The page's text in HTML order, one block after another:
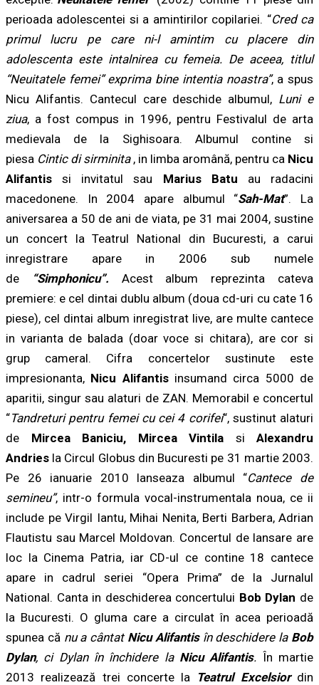
perioada adolescentei si a amintirilor copilariei. “Cred ca
primul lucru pe care ni-l amintim cu placere din
adolescenta este intalnirea cu femeia. De aceea, titlul
“Neuitatele femei”exprima bine intentia noastra”, a spus
Nicu Alifantis. Cantecul care deschide albumul, Luni e
ziua, a fost compus in 1996, pentru Festivalul de arta
medievala de la Sighisoara. Albumul contine si
piesa Cintic di sirminita, in limba aromână, pentru ca Nicu
Alifantis si invitatul sau Marius Batu au radacini
macedonene. In 2004 apare albumul “Sah-Mat”. La
aniversarea a 50 de ani de viata, pe 31 mai 2004, sustine
un concert la Teatrul National din Bucuresti, a carui
inregistrare apare in 2006 sub numele
de
“Simphonicu”. Acest album reprezinta cateva
premiere: e cel dintai dublu album (doua cd-uri cu cate 16
piese), cel dintai album inregistrat live, are multe cantece
in varianta de balada (doar voce si chitara), are cor si
grup cameral. Cifra concertelor sustinute este
impresionanta, Nicu Alifantisinsumand circa 5000 de
aparitii, singur sau alaturi de ZAN. Memorabil e concertul
“Tandreturi pentru femei cu cei 4 corifei“, sustinut alaturi
de Mircea Baniciu, Mircea Vintila si Alexandru
Andries la Circul Globus din Bucuresti pe 31 martie 2003.
Pe 26 ianuarie 2010 lanseaza albumul “Cantece de
semineu”, intr-o formula vocal-instrumentala noua, ce ii
include pe Virgil Iantu, Mihai Nenita, Berti Barbera, Adrian
Flautistu sau Marcel Moldovan. Concertul de lansare are
loc la Cinema Patria, iar CD-ul ce contine 18 cantece
apare in cadrul seriei “Opera Prima” de la Jurnalul
National. Canta in deschiderea concertului Bob Dylan de
la Bucuresti. O gluma care a circulat în acea perioadă
spunea că nu a cântat Nicu Alifantisîn deschidere la Bob
Dylan, ci Dylan în închidere la Nicu Alifantis. În martie
2013 realizează trei concerte la
Teatrul Excelsiordin